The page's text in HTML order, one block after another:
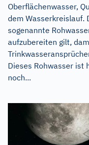
Oberflächenwasser,
dem Wasserkreislauf.
sogenannte
aufzubereiten gilt,
Dieses Rohwasser ist
noch...